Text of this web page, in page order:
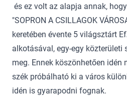
és ez volt az alapja annak,
"SOPRON A CSILLAGOK
keretében évente 5 világsztárt
alkotásával, egy-egy közterületi
meg. Ennek köszönhetően idén
szék próbálható ki a város
idén is gyarapodni fognak.